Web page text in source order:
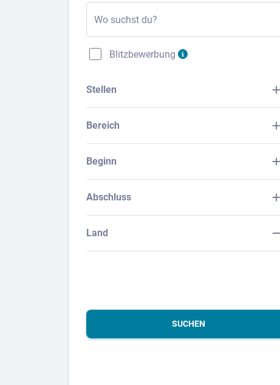
Wo suchst du?
Blitzbewerbung
Stellen
Bereich
Beginn
Abschluss
Land
SUCHEN